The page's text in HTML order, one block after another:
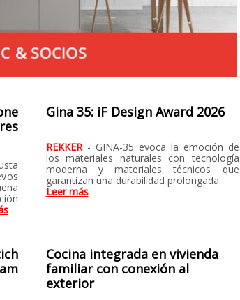
Gina 35: iF Design Award 2026
REKKER - GINA-35 evoca la emoción de
los materiales naturales con tecnología
moderna y materiales técnicos que
garantizan una durabilidad prolongada.
Leer más
Cocina integrada en vivienda
familiar con conexión al
exterior